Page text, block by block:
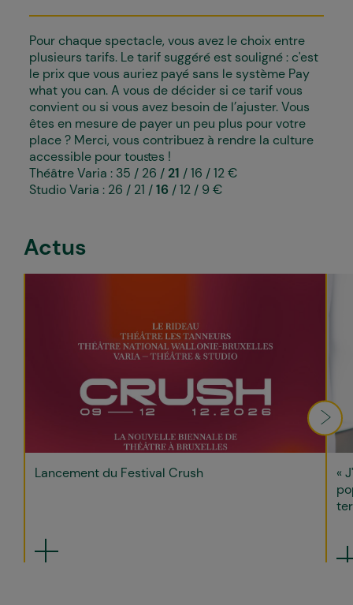
Pour chaque spectacle, vous avez le choix entre
plusieurs tarifs. Le tarif suggéré est souligné : c'est
le prix que vous auriez payé sans le système Pay
what you can. A vous de décider si ce tarif vous
convient ou si vous avez besoin de l’ajuster. Vous
êtes en mesure de payer un peu plus pour votre
place ? Merci, vous contribuez à rendre la culture
accessible pour tous·tes !
Théâtre Varia : 35 / 26 / 21 / 16 / 12 €
Studio Varia : 26 / 21 /16 / 12 / 9 €
Actus
Lancement du Festival Crush
«